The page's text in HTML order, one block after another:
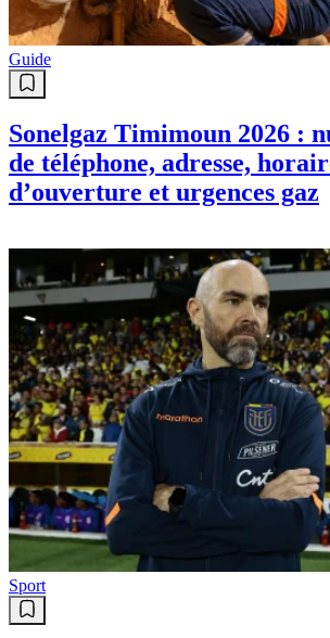
Guide
Sonelgaz Timimoun 2026 :
de téléphone, adresse,
d’ouverture et urgences gaz
Sport